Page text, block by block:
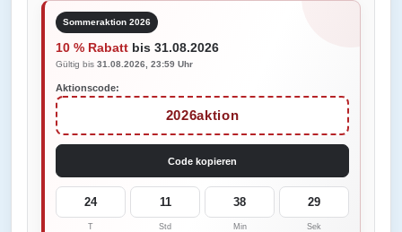
Sommeraktion 2026
10 % Rabatt bis 31.08.2026
Gültig bis 31.08.2026, 23:59 Uhr
Aktionscode:
2026aktion
Code kopieren
24
T
11
Std
38
Min
29
Sek